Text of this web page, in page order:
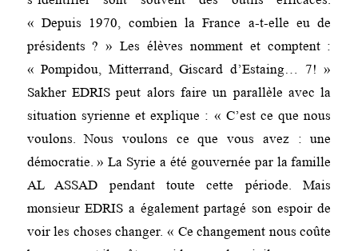
« Depuis 1970, combien la France a-t-elle eu de
présidents ? » Les élèves nomment et comptent :
« Pompidou, Mitterrand, Giscard d’Estaing… 7! »
Sakher EDRIS peut alors faire un parallèle avec la
situation syrienne et explique : « C’est ce que nous
voulons. Nous voulons ce que vous avez : une
démocratie. » La Syrie a été gouvernée par la famille
AL ASSAD pendant toute cette période. Mais
monsieur EDRIS a également partagé son espoir de
voir les choses changer. « Ce changement nous coûte